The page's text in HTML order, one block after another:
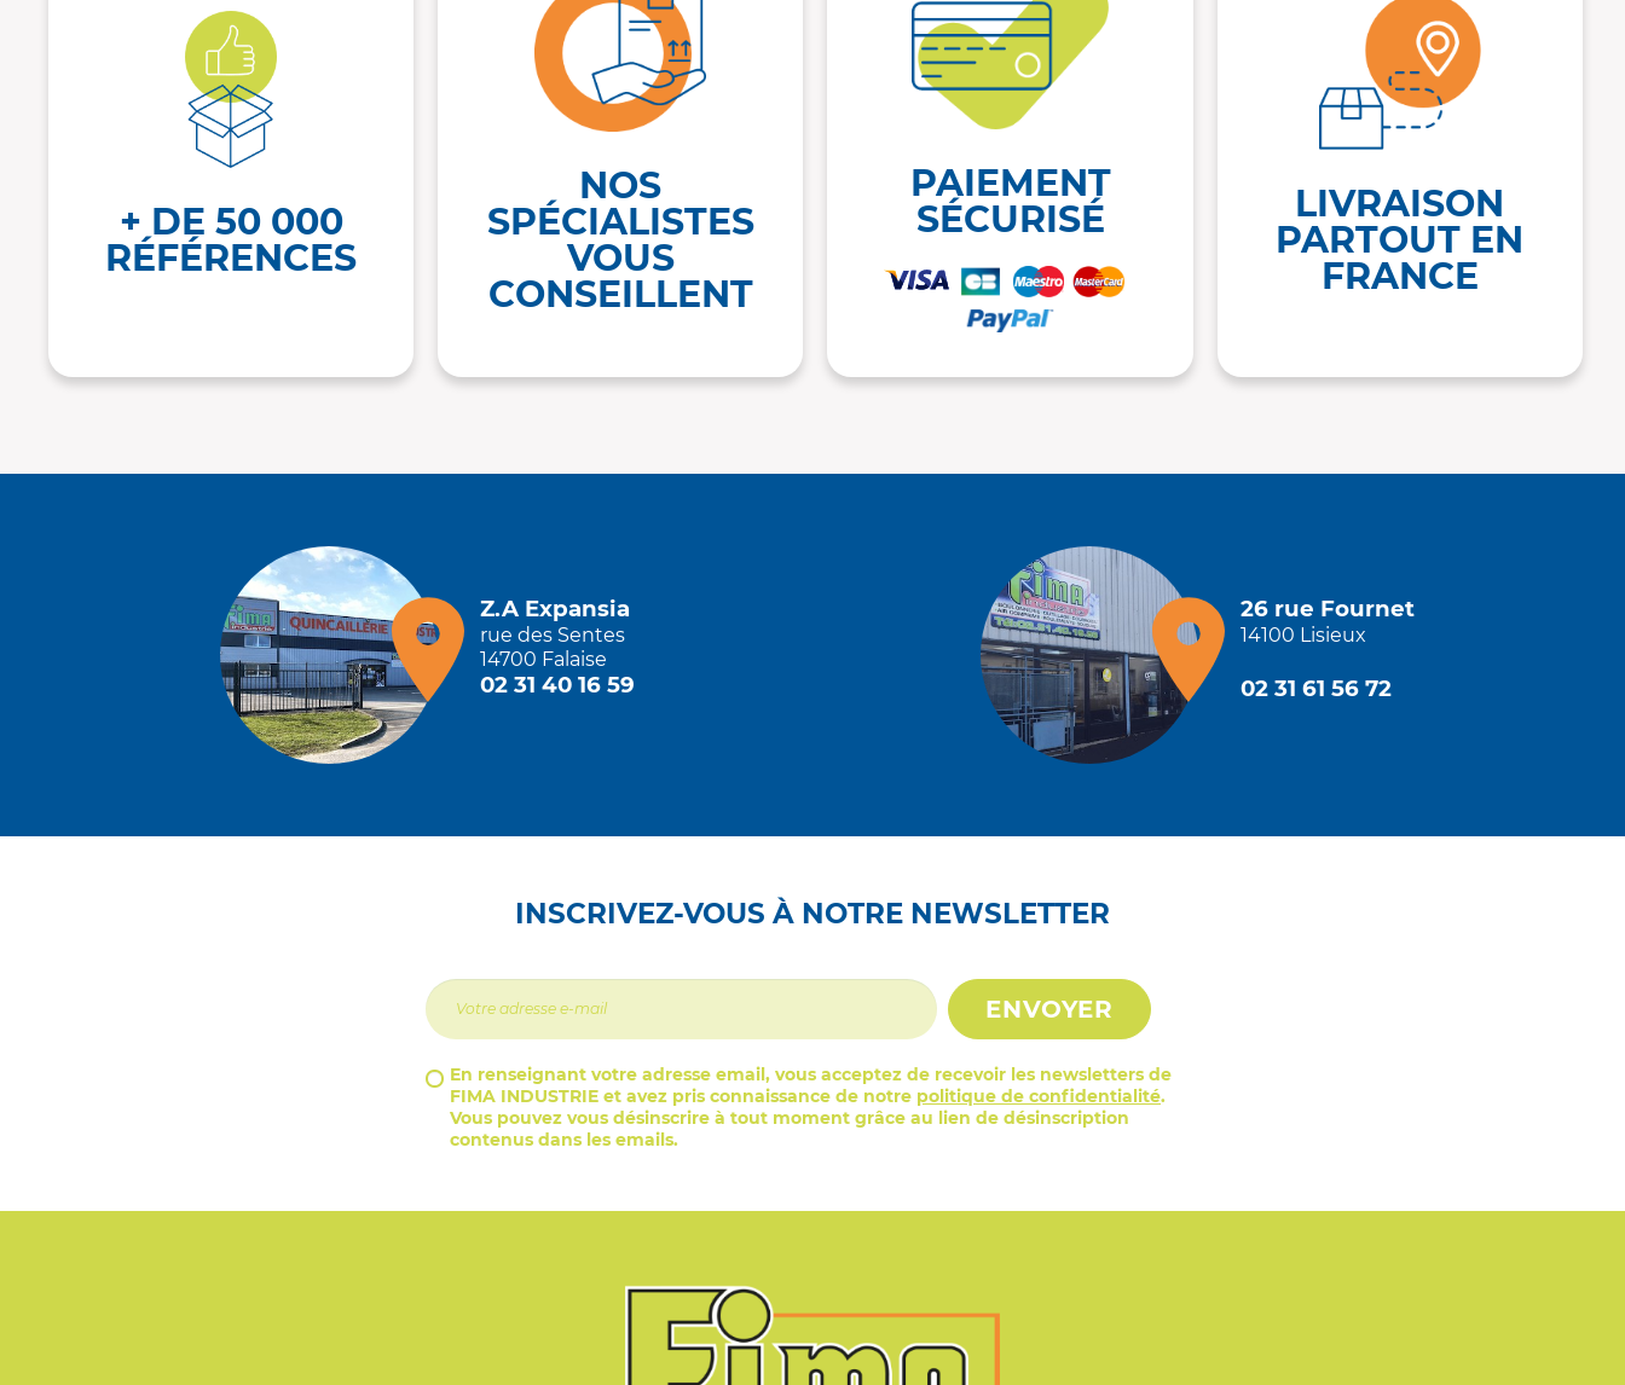
+ DE 50 000
RÉFÉRENCES
NOS
SPÉCIALISTES
VOUS
CONSEILLENT
PAIEMENT
SÉCURISÉ
LIVRAISON
PARTOUT EN
FRANCE
Z.A Expansia
rue des Sentes
14700 Falaise
02 31 40 16 59
26 rue Fournet
14100 Lisieux
02 31 61 56 72
INSCRIVEZ-VOUS À NOTRE NEWSLETTER
ENVOYER
En renseignant votre adresse email, vous acceptez de recevoir les newsletters de
FIMA INDUSTRIE et avez pris connaissance de notre politique de confidentialité.
Vous pouvez vous désinscrire à tout moment grâce au lien de désinscription
contenus dans les emails.